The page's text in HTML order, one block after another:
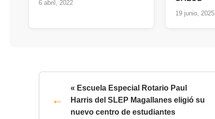
6 abril, 2022
19 junio, 2025
« Escuela Especial Rotario Paul
Harris del SLEP Magallanes eligió su
nuevo centro de estudiantes